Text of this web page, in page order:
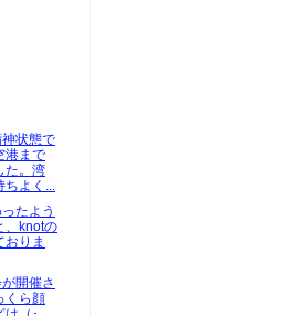
状態で
港まで
た。湾
よく...
たよう
、knotの
おりま
開催さ
くら顔